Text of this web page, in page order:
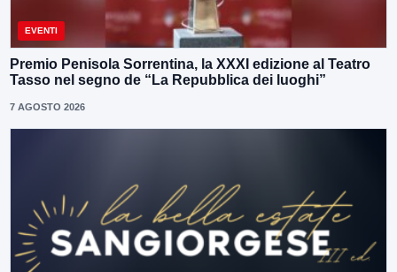
EVENTI
Premio Penisola Sorrentina, la XXXI edizione al Teatro
Tasso nel segno de “La Repubblica dei luoghi”
7 AGOSTO 2026